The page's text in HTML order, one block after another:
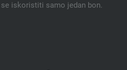
iskoristiti samo jedan bon.